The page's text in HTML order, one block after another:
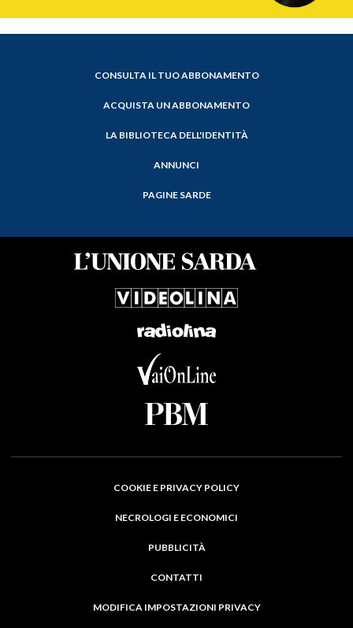
CONSULTA IL TUO ABBONAMENTO
ACQUISTA UN ABBONAMENTO
LA BIBLIOTECA DELL'IDENTITÀ
ANNUNCI
PAGINE SARDE
COOKIE E PRIVACY POLICY
NECROLOGI E ECONOMICI
PUBBLICITÀ
CONTATTI
MODIFICA IMPOSTAZIONI PRIVACY